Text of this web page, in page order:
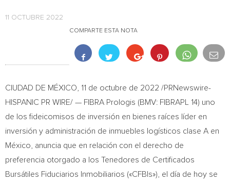
11 OCTUBRE 2022
COMPARTE ESTA NOTA
CIUDAD DE MÉXICO 11 de octubre de 2022 /PRNewswire-
HISPANIC PR WIRE/ — FIBRA Prologis (BMV: FIBRAPL 14) uno
de los fideicomisos de inversión en bienes raíces líder en
inversión y administración de inmuebles logísticos clase A en
México, anuncia que en relación con el derecho de
preferencia otorgado a los Tenedores de Certificados
Bursátiles Fiduciarios Inmobiliarios («CFBIs»), el día de hoy se